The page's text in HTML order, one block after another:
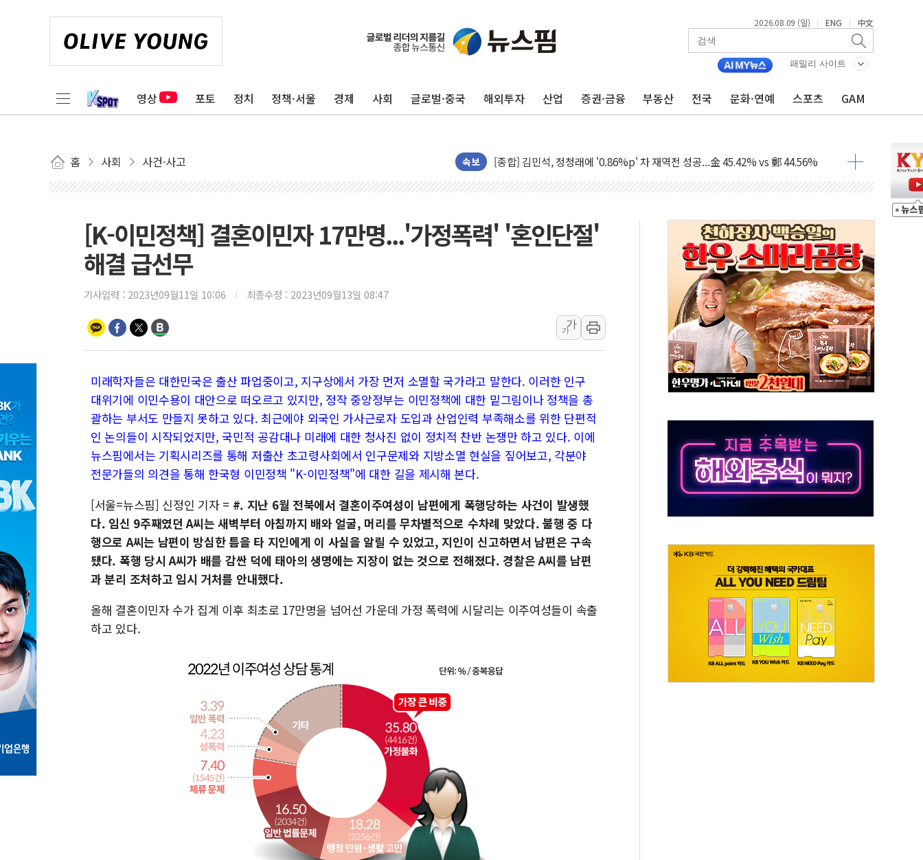
2026.08.09 (일) | ENG | 中文
패밀리 사이트
영상 포토 정치 정책·서울 경제 사회 글로벌·중국 해외투자 산업 증권·금융 부동산 전국 문화·연예 스포츠 GAM
홈 사회 사건·사고 속보
포항시 재난예산 40억 긴급 투입…고수온 양식장 복구·지원 '총력'
울진·영덕 '호우특보'-포항 '산사태 주의보'...경북도, 호우 피해·통제구간 없어
인천 합동연설회 나선 송영길·정청래·김민석 당대표 후보
김민석, 2주차 제주·인천 경선서 정청래에 승리...47.75% vs 42.08%
[속보] 민주, 제주·인천 경선 결과 발표...김민석 47.75% 정청래 42.08%
[속보] 민주, 인천 경선 결과 발표...김민석 45.09% 정청래 43.27% 송영길 11.63%
[속보] 민주, 제주 경선 결과 발표...김민석 52.64% 정청래 39.89% 송영길 7.47%
美, 이란전 출구전략 만지작…공습 한계·탄약 부족 현실화
강릉·동해·삼척 시간당 최대 50㎜ 폭우…강원 동해안 강한 비 이어져
폐기물 수거하다 참변…60대 환경미화원 수거차에 치여 사망
서울 중랑구 주택가서 흉기 난동…60대 남성 2명 숨져
李대통령 "결혼 때문에 손해 보는 일 없게"…'결혼 페널티' 22개 과제 손본다
여수 오동도 인근 해상서 모터보트 전복…1명 사망·1명 실종
추미애, '위안부' 피해자 기림의 날 참석..."국제적 시민 연대로 목소리 내야"
인천 선재도 갯벌서 해루질 중 실종 60대 나흘만에 숨진 채 발견
인천서 말다툼 중 어머니 흉기 살해 10대 아들 체포
'화합' 꺼낸 김민석에 '뻔뻔' 받아친 정청래…제주 연설서 신경전 고조
[K-이민정책] 결혼이민자 17만명...'가정폭력' '혼인단절'
해결 급선무
기사입력 : 2023년09월11일 10:06 최종수정 : 2023년09월13일 08:47
가
가
미래학자들은 대한민국은 출산 파업중이고, 지구상에서 가장 먼저 소멸할 국가라고 말한다. 이러한 인구
대위기에 이민수용이 대안으로 떠오르고 있지만, 정작 중앙정부는 이민정책에 대한 밑그림이나 정책을 총
괄하는 부서도 만들지 못하고 있다. 최근에야 외국인 가사근로자 도입과 산업인력 부족해소를 위한 단편적
인 논의들이 시작되었지만, 국민적 공감대나 미래에 대한 청사진 없이 정치적 찬반 논쟁만 하고 있다. 이에
뉴스핌에서는 기획시리즈를 통해 저출산 초고령사회에서 인구문제와 지방소멸 현실을 짚어보고, 각분야
전문가들의 의견을 통해 한국형 이민정책 "K-이민정책"에 대한 길을 제시해 본다.
[서울=뉴스핌] 신정인 기자 = #. 지난 6월 전북에서 결혼이주여성이 남편에게 폭행당하는 사건이 발생했
다. 임신 9주째였던 A씨는 새벽부터 아침까지 배와 얼굴, 머리를 무차별적으로 수차례 맞았다. 불행 중 다
행으로 A씨는 남편이 방심한 틈을 타 지인에게 이 사실을 알릴 수 있었고, 지인이 신고하면서 남편은 구속
됐다. 폭행 당시 A씨가 배를 감싼 덕에 태아의 생명에는 지장이 없는 것으로 전해졌다. 경찰은 A씨를 남편
과 분리 조처하고 임시 거처를 안내했다.
올해 결혼이민자 수가 집계 이후 최초로 17만명을 넘어선 가운데 가정 폭력에 시달리는 이주여성들이 속출
하고 있다.